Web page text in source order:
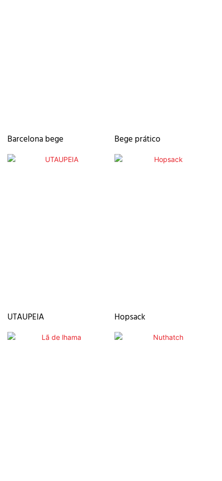
Barcelona bege Bege prático
UTAUPEIA Hopsack